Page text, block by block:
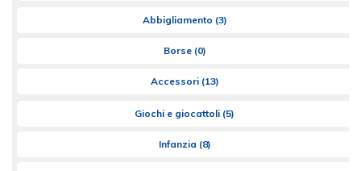
Abbigliamento (3)
Borse (0)
Accessori (13)
Giochi e giocattoli (5)
Infanzia (8)